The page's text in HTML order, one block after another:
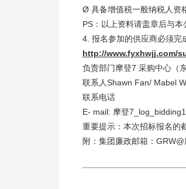
Ø 具备增值税一般纳税人资
PS：以上资料请盖章后与本
4. 报名参加的供应商必须完
http://www.fyxhwjj.com/
负责部门摩登7 采购中心（东
联系人Shawn Fan/ Mabel
联系电话
E- mail: 摩登
重要提示：本次招标报名的
附：集团廉政邮箱：